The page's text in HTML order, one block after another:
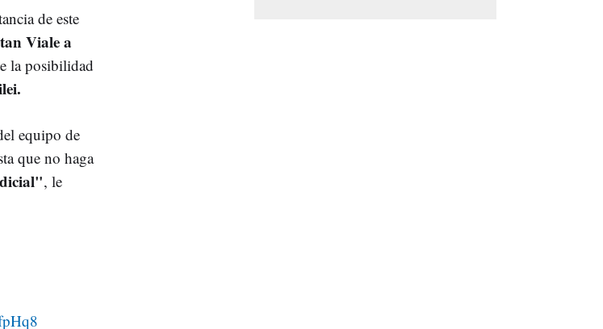
de este
Viale a
la posibilidad
equipo de
que no haga
, le